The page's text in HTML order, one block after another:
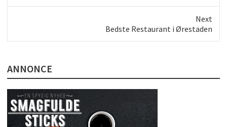
Next
post:
Bedste Restaurant i Ørestaden
ANNONCE